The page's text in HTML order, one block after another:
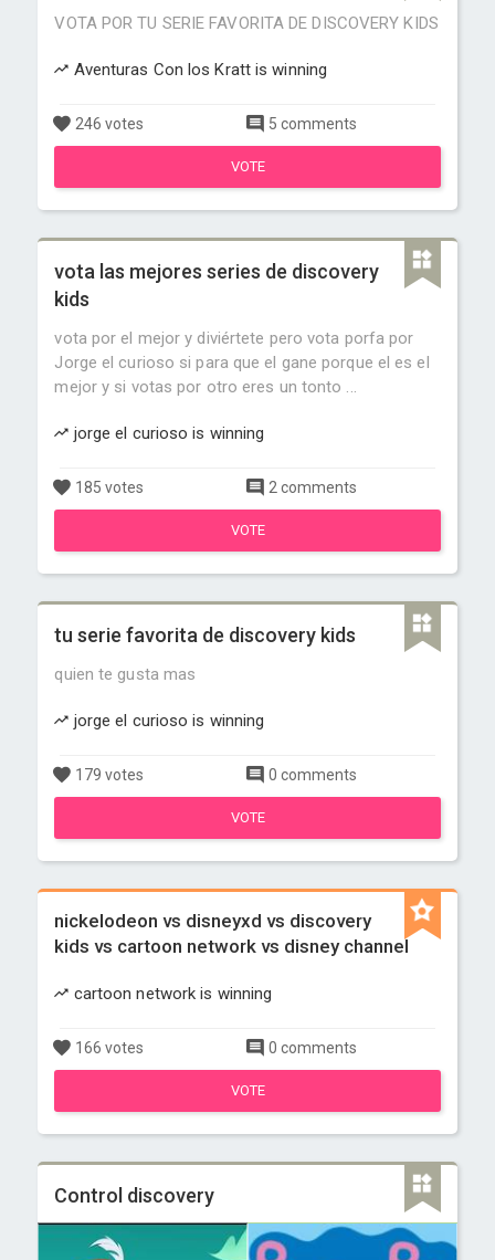
VOTA POR TU SERIE FAVORITA DE DISCOVERY KIDS
Aventuras Con los Kratt is winning
246 votes 5 comments
VOTE
vota las mejores series de discovery
kids
vota por el mejor y diviértete pero vota porfa por
Jorge el curioso si para que el gane porque el es el
mejor y si votas por otro eres un tonto ...
jorge el curioso is winning
185 votes 2 comments
VOTE
tu serie favorita de discovery kids
quien te gusta mas
jorge el curioso is winning
179 votes 0 comments
VOTE
nickelodeon vs disneyxd vs discovery
kids vs cartoon network vs disney channel
cartoon network is winning
166 votes 0 comments
VOTE
Control discovery